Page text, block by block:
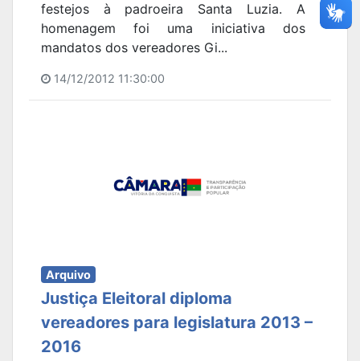
festejos à padroeira Santa Luzia. A
homenagem foi uma iniciativa dos
mandatos dos vereadores Gi...
14/12/2012 11:30:00
Arquivo
Justiça Eleitoral diploma
vereadores para legislatura 2013 –
2016